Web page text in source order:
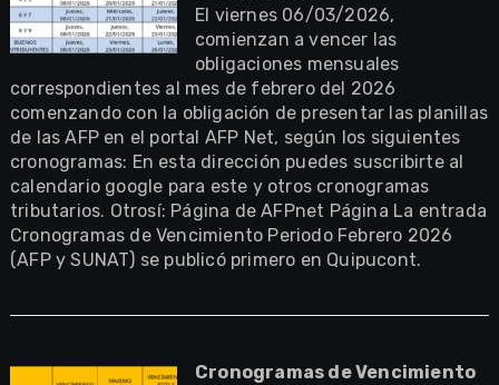
El viernes 06/03/2026,
comienzan a vencer las
obligaciones mensuales
correspondientes al mes de febrero del 2026
comenzando con la obligación de presentar las planillas
de las AFP en el portal AFP Net, según los siguientes
cronogramas: En esta dirección puedes suscribirte al
calendario google para este y otros cronogramas
tributarios. Otrosí: Página de AFPnet Página La entrada
Cronogramas de Vencimiento Periodo Febrero 2026
(AFP y SUNAT) se publicó primero en Quipucont.
Cronogramas de Vencimiento